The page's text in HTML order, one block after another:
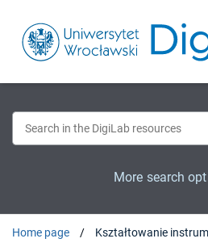
More search
Home page